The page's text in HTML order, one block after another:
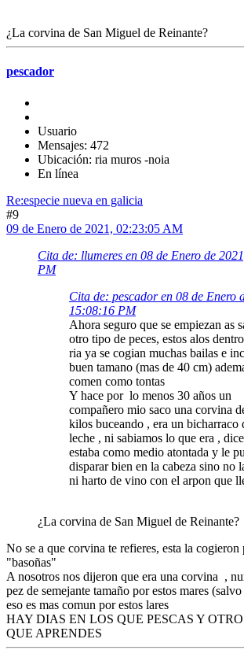
¿La corvina de San Miguel de Reinante?
pescador
Usuario
Mensajes: 472
Ubicación: ria muros -noia
En línea
Re:especie nueva en galicia
#9
09 de Enero de 2021, 02:23:05 AM
Cita de: llumeres en 08 de Enero de
PM
Cita de: pescador en 08 de Enero
15:08:16 PM
Ahora seguro que se empiezan as
otro tipo de peces, estos alos
ria ya se cogian muchas bailas e
buen tamano (mas de 40 cm)
comen como tontas
Y hace por lo menos 30 años un
compañero mio saco una corvina
kilos buceando , era un bicharraco
leche , ni sabiamos lo que era ,
estaba como medio atontada y le
disparar bien en la cabeza sino no
ni harto de vino con el arpon que
¿La corvina de San Miguel de Reinante?
No se a que corvina te refieres, esta la cogieron
"basoñas"
A nosotros nos dijeron que era una corvina ,
pez de semejante tamaño por estos mares
eso es mas comun por estos lares
HAY DIAS EN LOS QUE PESCAS Y
QUE APRENDES